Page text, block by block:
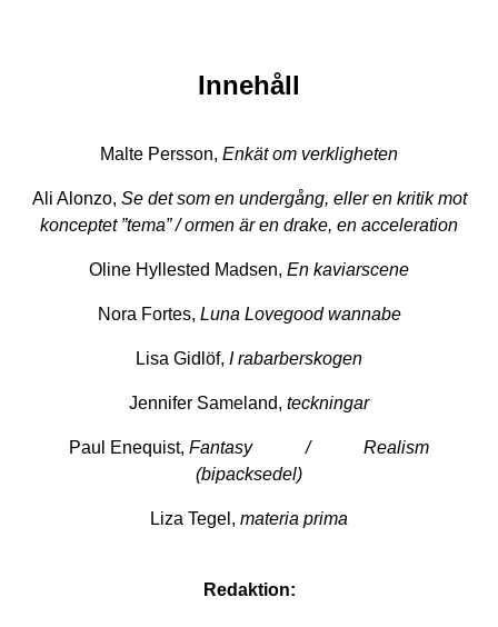
Innehåll
Malte Persson, Enkät om verkligheten
Ali Alonzo, Se det som en undergång, eller en kritik mot
konceptet ”tema” / ormen är en drake, en acceleration
Oline Hyllested Madsen, En kaviarscene
Nora Fortes, Luna Lovegood wannabe
Lisa Gidlöf, I rabarberskogen
Jennifer Sameland, teckningar
Paul Enequist, Fantasy / Realism
(bipacksedel)
Liza Tegel, materia prima
Redaktion: